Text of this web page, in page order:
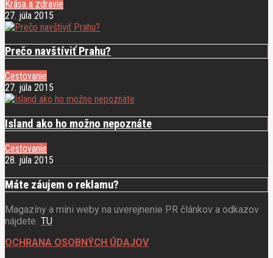
Krása a zdravie
27. júla 2015
Prečo navštíviť Prahu?
Cestovanie
27. júla 2015
Island ako ho možno nepoznáte
Cestovanie
28. júla 2015
Máte záujem o reklamu?
Magazíny a mini weby na uverejnenie PR článkov a odkazov
nájdete TU
OCHRANA OSOBNÝCH ÚDAJOV